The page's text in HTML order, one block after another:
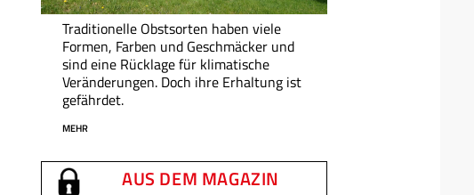
Traditionelle Obstsorten haben viele
Formen, Farben und Geschmäcker und
sind eine Rücklage für klimatische
Veränderungen. Doch ihre Erhaltung ist
gefährdet.
MEHR
AUS DEM MAGAZIN